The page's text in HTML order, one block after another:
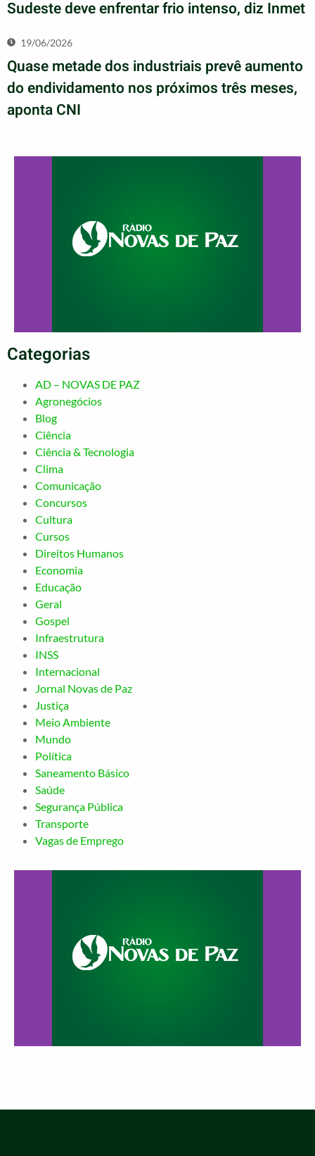
Sudeste deve enfrentar frio intenso, diz Inmet
19/06/2026
Quase metade dos industriais prevê aumento
do endividamento nos próximos três meses,
aponta CNI
Categorias
AD – NOVAS DE PAZ
Agronegócios
Blog
Ciência
Ciência & Tecnologia
Clima
Comunicação
Concursos
Cultura
Cursos
Direitos Humanos
Economia
Educação
Geral
Gospel
Infraestrutura
INSS
Internacional
Jornal Novas de Paz
Justiça
Meio Ambiente
Mundo
Política
Saneamento Básico
Saúde
Segurança Pública
Transporte
Vagas de Emprego